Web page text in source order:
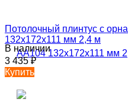
Потолочный плинтус с
132х172х111 мм 2,4 м
В наличии
3 435₽
Купить